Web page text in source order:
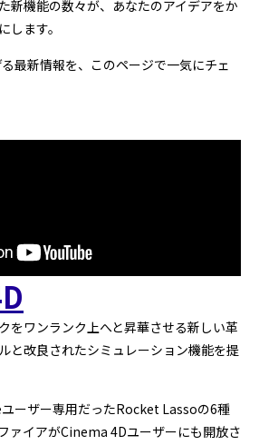
新機能の数々が、あなたのアイデアをか
します。
最新情報を、このページで一気にチェ
をワンランク上へと昇華させる新しい革
と改良されたシミュレーション機能を提
ーザー専用だったRocket Lassoの6種
ァイアがCinema 4Dユーザーにも開放さ